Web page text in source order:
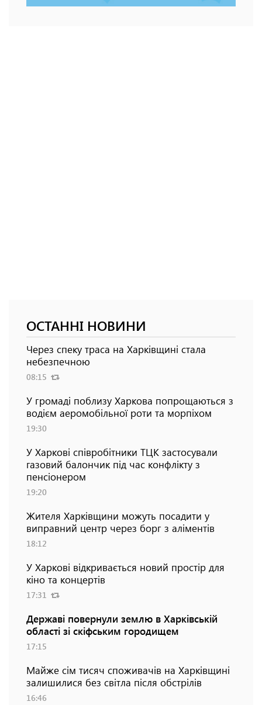
ОСТАННІ НОВИНИ
Через спеку траса на Харківщині стала
небезпечною
08:15
У громаді поблизу Харкова попрощаються з
водієм аеромобільної роти та морпіхом
19:30
У Харкові співробітники ТЦК застосували
газовий балончик під час конфлікту з
пенсіонером
19:20
Жителя Харківщини можуть посадити у
виправний центр через борг з аліментів
18:12
У Харкові відкривається новий простір для
кіно та концертів
17:31
Державі повернули землю в Харківській
області зі скіфським городищем
17:15
Майже сім тисяч споживачів на Харківщині
залишилися без світла після обстрілів
16:46